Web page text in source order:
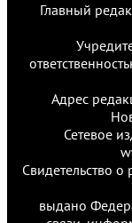
Главный
Адрес
Сетевое
Свидетельство
выдано